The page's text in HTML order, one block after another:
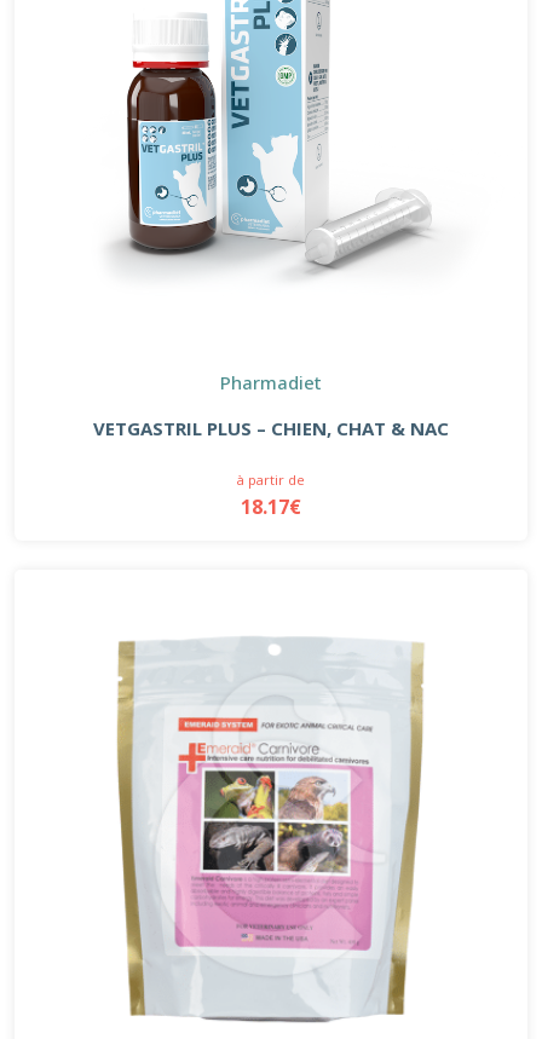
Pharmadiet
VETGASTRIL PLUS – CHIEN, CHAT & NAC
à partir de
18.17€